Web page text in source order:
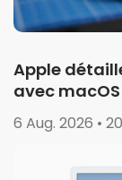
Apple
avec macOS
14.8.9
6 Aug. 2026 •